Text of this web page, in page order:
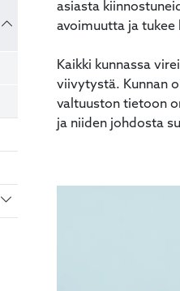
Vaihda alasvetovalikkoa
Vaihda alasvetovalikkoa
asiasta
avoimuutta ja
Kaikki kunnassa
viivytystä. Kunnan
valtuuston tietoon
ja niiden johdosta